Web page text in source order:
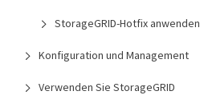
StorageGRID-Hotfix anwenden
Konfiguration und Management
Verwenden Sie StorageGRID